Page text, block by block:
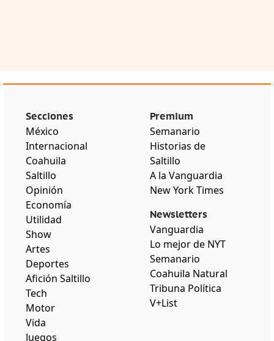
Secciones
México
Internacional
Coahuila
Saltillo
Opinión
Economía
Utilidad
Show
Artes
Deportes
Afición Saltillo
Tech
Motor
Vida
Juegos
Premium
Semanario
Historias de
Saltillo
A la Vanguardia
New York Times
Newsletters
Vanguardia
Lo mejor de NYT
Semanario
Coahuila Natural
Tribuna Política
V+List